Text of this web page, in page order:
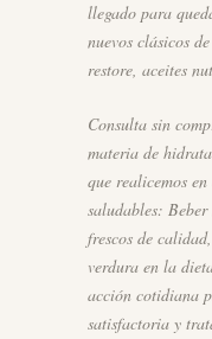
llegado para
nuevos clásicos de
restore, aceites
Consulta sin
materia de
que realicemos
saludables:
frescos de
verdura en la
acción cotidiana
satisfactoria y